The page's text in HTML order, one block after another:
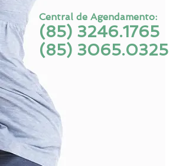
Central de Agendamento:
(85) 3246.1765
(85) 3065.0325